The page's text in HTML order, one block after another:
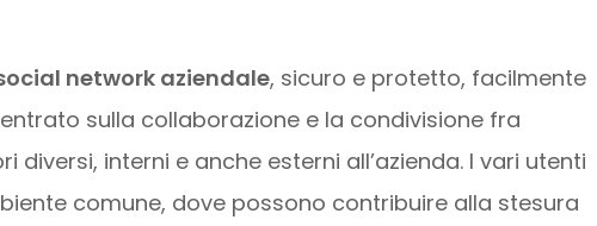
network aziendale, sicuro e protetto, facilmente
sulla collaborazione e la condivisione fra
diversi, interni e anche esterni all’azienda. I vari utenti
comune, dove possono contribuire alla stesura